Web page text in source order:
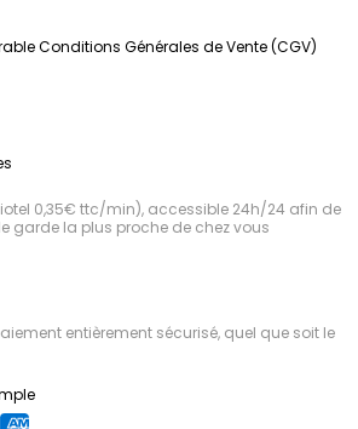
Conditions Générales de Vente (CGV)
0,35€ ttc/min), accessible 24h/24 afin de
garde la plus proche de chez vous
entièrement sécurisé, quel que soit le